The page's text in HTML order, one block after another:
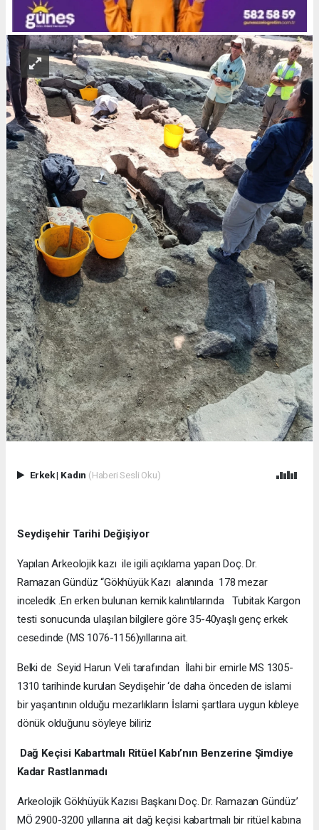
Erkek| Kadın (Haberi Sesli Oku)
Seydişehir Tarihi Değişiyor
Yapılan Arkeolojik kazı ile igili açıklama yapan Doç. Dr.
Ramazan Gündüz “Gökhüyük Kazı alanında 178 mezar
inceledik .En erken bulunan kemik kalıntılarında Tubitak Kargon
testi sonucunda ulaşılan bilgilere göre 35-40yaşlı genç erkek
cesedinde (MS 1076-1156)yıllarına ait.
Belki de Seyid Harun Veli tarafından İlahi bir emirle MS 1305-
1310 tarihinde kurulan Seydişehir ‘de daha önceden de islami
bir yaşantının olduğu mezarlıkların İslami şartlara uygun kıbleye
dönük olduğunu söyleye biliriz
Dağ Keçisi Kabartmalı Ritüel Kabı’nın Benzerine Şimdiye
Kadar Rastlanmadı
Arkeolojik Gökhüyük Kazısı Başkanı Doç. Dr. Ramazan Gündüz’
MÖ 2900-3200 yıllarına ait dağ keçisi kabartmalı bir ritüel kabına